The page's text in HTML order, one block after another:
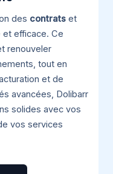
des contrats et
efficace. Ce
renouveler
tout en
et de
avancées, Dolibarr
solides avec vos
vos services